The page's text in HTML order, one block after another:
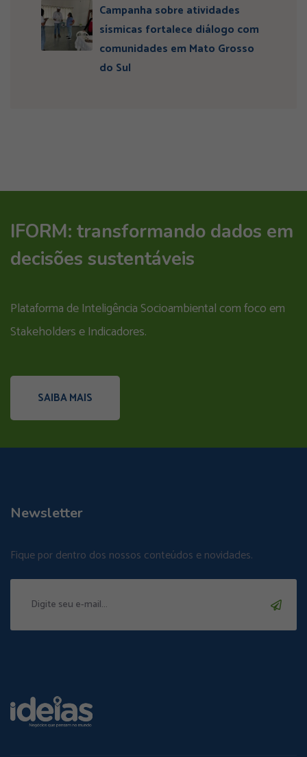
Campanha sobre atividades
sísmicas fortalece diálogo com
comunidades em Mato Grosso
do Sul
IFORM: transformando dados em
decisões sustentáveis
Plataforma de Inteligência Socioambiental com foco em
Stakeholders e Indicadores.
SAIBA MAIS
Newsletter
Fique por dentro dos nossos conteúdos e novidades.